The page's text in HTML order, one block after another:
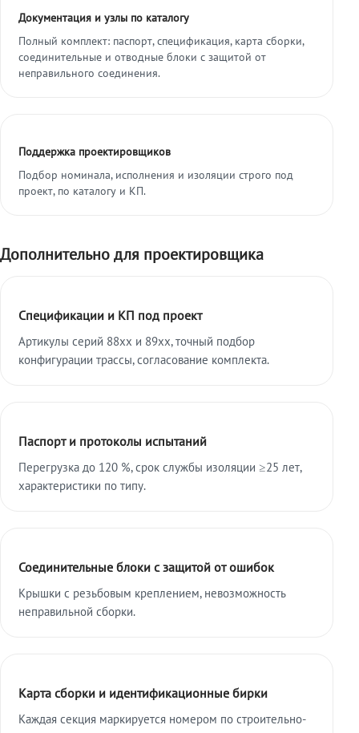
Документация и узлы по каталогу
Полный комплект: паспорт, спецификация, карта сборки,
соединительные и отводные блоки с защитой от
неправильного соединения.
Поддержка проектировщиков
Подбор номинала, исполнения и изоляции строго под
проект, по каталогу и КП.
Дополнительно для проектировщика
Спецификации и КП под проект
Артикулы серий 88xx и 89xx, точный подбор
конфигурации трассы, согласование комплекта.
Паспорт и протоколы испытаний
Перегрузка до 120 %, срок службы изоляции ≥25 лет,
характеристики по типу.
Соединительные блоки с защитой от ошибок
Крышки с резьбовым креплением, невозможность
неправильной сборки.
Карта сборки и идентификационные бирки
Каждая секция маркируется номером по строительно-